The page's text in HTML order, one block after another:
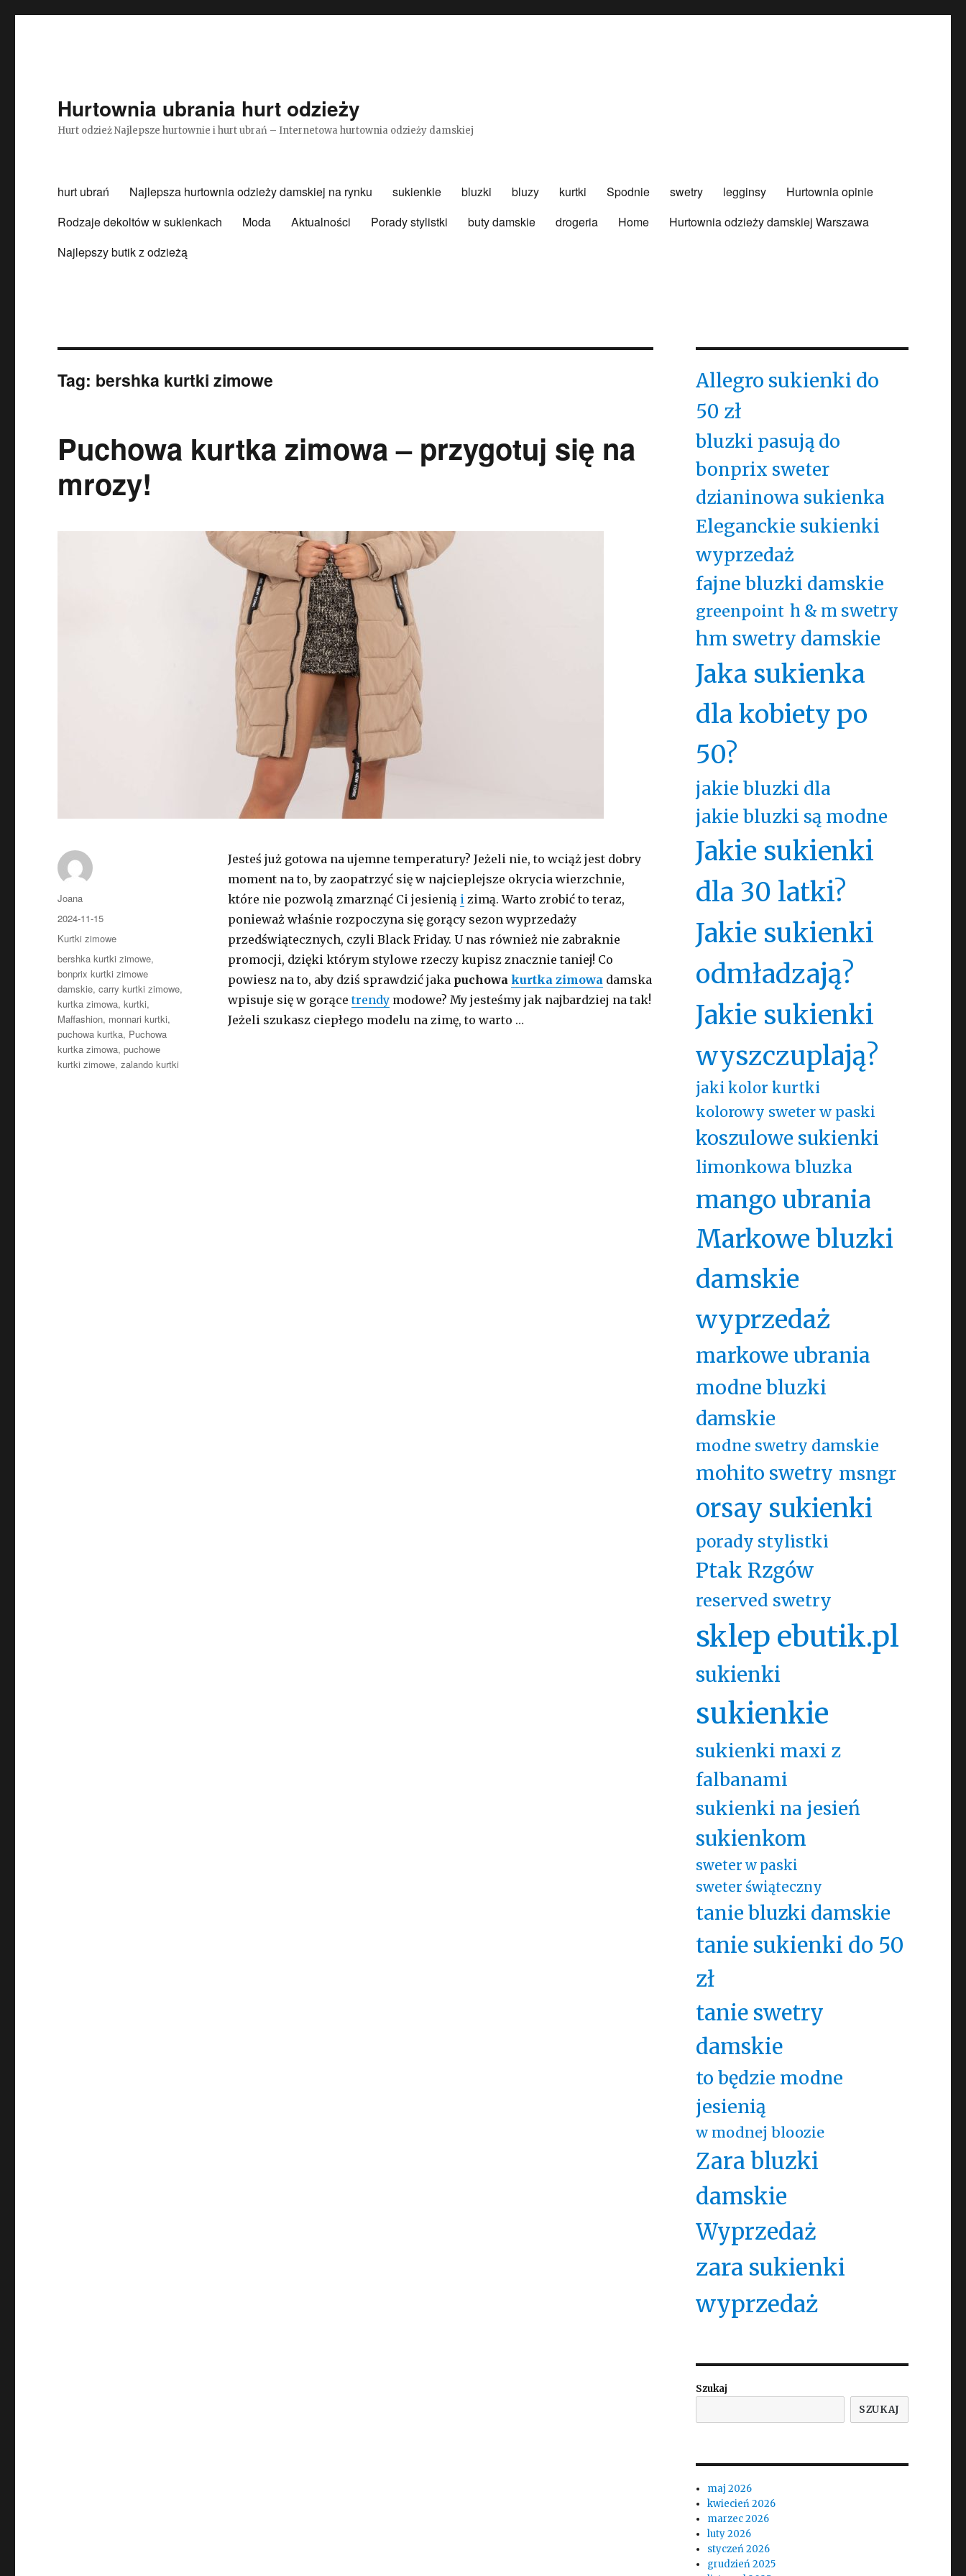
Hurtownia ubrania hurt odzieży
Hurt odzież Najlepsze hurtownie i hurt ubrań – Internetowa hurtownia odzieży damskiej
hurt ubrań Najlepsza hurtownia odzieży damskiej na rynku sukienkie bluzki bluzy kurtki Spodnie swetry legginsy
Hurtownia opinie
Rodzaje dekoltów w sukienkach
Moda Aktualności Porady stylistki buty damskie drogeria Home
Hurtownia odzieży damskiej Warszawa
Najlepszy butik z odzieżą
Tag: bershka kurtki zimowe
Puchowa kurtka zimowa – przygotuj się na
mrozy!
Jesteś już gotowa na ujemne temperatury? Jeżeli nie, to wciąż jest dobry
moment na to, by zaopatrzyć się w najcieplejsze okrycia wierzchnie,
które nie pozwolą zmarznąć Ci jesienią izimą. Warto zrobić to teraz,
ponieważ właśnie rozpoczyna się gorący sezon wyprzedaży
przedświątecznych, czyli Black Friday. U nas również nie zabraknie
promocji, dzięki którym stylowe rzeczy kupisz znacznie taniej! Co
powiesz na to, aby dziś sprawdzić jaka puchowa kurtka zimowa damska
wpisuje się w gorącetrendymodowe? My jesteśmy jak najbardziej na tak!
Jeżeli szukasz ciepłego modelu na zimę, to warto …
Autor
Joana
Opublikowano
2024-11-15
Kategorie
Kurtki zimowe
Tagi
bershka kurtki zimowe,
bonprix kurtki zimowe
damskie,carry kurtki zimowe,
kurtka zimowa,kurtki,
Maffashion, monnari kurtki,
puchowa kurtka, Puchowa
kurtka zimowa,puchowe
kurtki zimowe,zalando kurtki
Allegro sukienki do
50 zł
bluzki pasują do
bonprix sweter
dzianinowa sukienka
Eleganckie sukienki
wyprzedaż
fajne bluzki damskie
greenpoint h & m swetry
hm swetry damskie
Jaka sukienka
dla kobiety po
50?
jakie bluzki dla
jakie bluzki są modne
Jakie sukienki
dla 30 latki?
Jakie sukienki
odmładzają?
Jakie sukienki
wyszczuplają?
jaki kolor kurtki
kolorowy sweter w paski
koszulowe sukienki
limonkowa bluzka
mango ubrania
Markowe bluzki
damskie
wyprzedaż
markowe ubrania
modne bluzki
damskie
modne swetry damskie
mohito swetry msngr
orsay sukienki
porady stylistki
Ptak Rzgów
reserved swetry
sklep ebutik.pl
sukienki
sukienkie
sukienki maxi z
falbanami
sukienki na jesień
sukienkom
sweter w paski
sweter świąteczny
tanie bluzki damskie
tanie sukienki do 50
zł
tanie swetry
damskie
to będzie modne
jesienią
w modnej bloozie
Zara bluzki
damskie
Wyprzedaż
zara sukienki
wyprzedaż
Szukaj
SZUKAJ
maj 2026
kwiecień 2026
marzec 2026
luty 2026
styczeń 2026
grudzień 2025